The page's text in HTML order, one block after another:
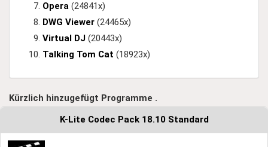
Opera (24841x)
DWG Viewer (24465x)
Virtual DJ (20443x)
Talking Tom Cat (18923x)
Kürzlich hinzugefügt Programme .
K-Lite Codec Pack 18.10 Standard